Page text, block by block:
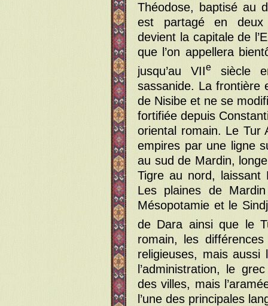
Théodose, baptisé au
est partagé en deux
devient la capitale de
que l’on appellera
jusqu’au VIIesiècle
sassanide. La frontière
de Nisibe et ne se
fortifiée depuis
oriental romain. Le Tur
empires par une ligne
au sud de Mardin,
Tigre au nord,
Les plaines de
Mésopotamie et le
de Dara ainsi que le
romain, les
religieuses, mais
l’administration, le
des villes, mais
l’une des principales